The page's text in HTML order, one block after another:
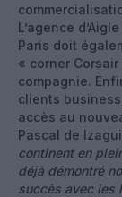
L’agence
Paris doit
« corner
compagnie.
clients
accès au
Pascal de
continent en
déjà démontré
succès avec les